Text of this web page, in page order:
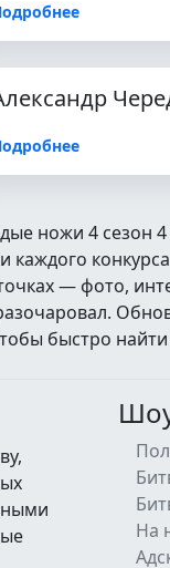
ножи 4
— фото,
быстро
На